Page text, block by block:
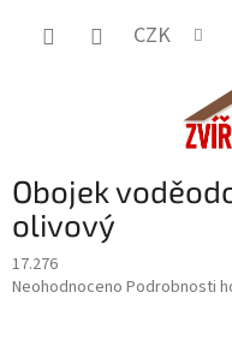
CZK
Obojek
olivový
17.276
Průměrné
Neohodnoceno Podrobnosti